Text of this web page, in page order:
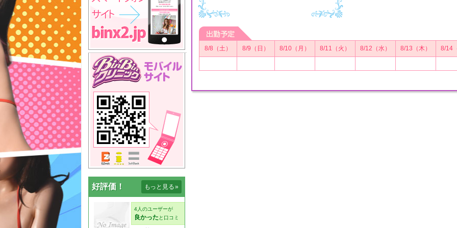
好評価！ もっと見る»
8/8（土） 8/9（日） 8/10（月） 8/11（火） 8/12（水） 8/13（木） 8/14